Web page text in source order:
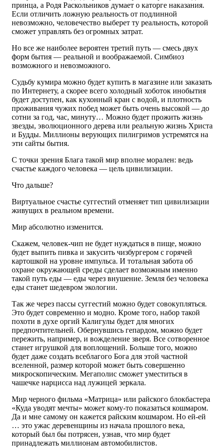
принца, а Родя Раскольников думает о каторге наказания.
Если отличить ложную реальность от подлинной
невозможно, человечество выберет ту реальность, которой
сможет управлять без огромных затрат.
Но все же наиболее вероятен третий путь — смесь двух
форм бытия — реальной и воображаемой. Симбиоз
возможного и невозможного.
Судьбу кумира можно будет купить в магазине или заказать
по Интернету, а скорее всего холодный хоботок инобытия
будет доступен, как кухонный кран с водой, и плотность
проживания чужих побед может быть очень высокой — до
сотни за год, час, минуту… Можно будет прожить жизнь
звезды, эволюционного дерева или реальную жизнь Христа
и Будды. Миллионы верующих пилигримов устремятся на
эти сайты бытия.
С точки зрения Блага такой мир вполне морален: ведь
счастье каждого человека — цель цивилизации.
Что дальше?
Виртуальное счастье суггестий отменяет тип цивилизации
живущих в реальном времени.
Мир абсолютно изменится.
Скажем, человек-чип не будет нуждаться в пище, можно
будет выпить пивка и закусить чизбургером с горячей
картошкой на уровне импульса. И тотальная забота об
охране окружающей среды сделает возможным именно
такой путь еды — еды через внушение. Земля без человека
еды станет шедевром экологии.
Так же через пассы суггестий можно будет совокупляться.
Это будет современно и модно. Кроме того, набор такой
похоти в духе оргий Калигулы будет для многих
предпочтительней. Обернувшись гепардом, можно будет
пережить, например, и вожделение зверя. Все сотворенное
станет игрушкой для воплощений. Больше того, можно
будет даже создать всеблагого Бога для этой частной
вселенной, размер которой может быть совершенно
микроскопическим. Мегаполис сможет уместиться в
чашечке нарцисса над лужицей зеркала.
Мир черного фильма «Матрица» или райского блокбастера
«Куда уводят мечты» может кому-то показаться кошмаром.
Да и мне самому он кажется райским кошмаром. Но ей-ей
… это ужас деревенщины из начала прошлого века,
который был бы потрясен, узнав, что мир будет
принадлежать миллионам автомобилистов.